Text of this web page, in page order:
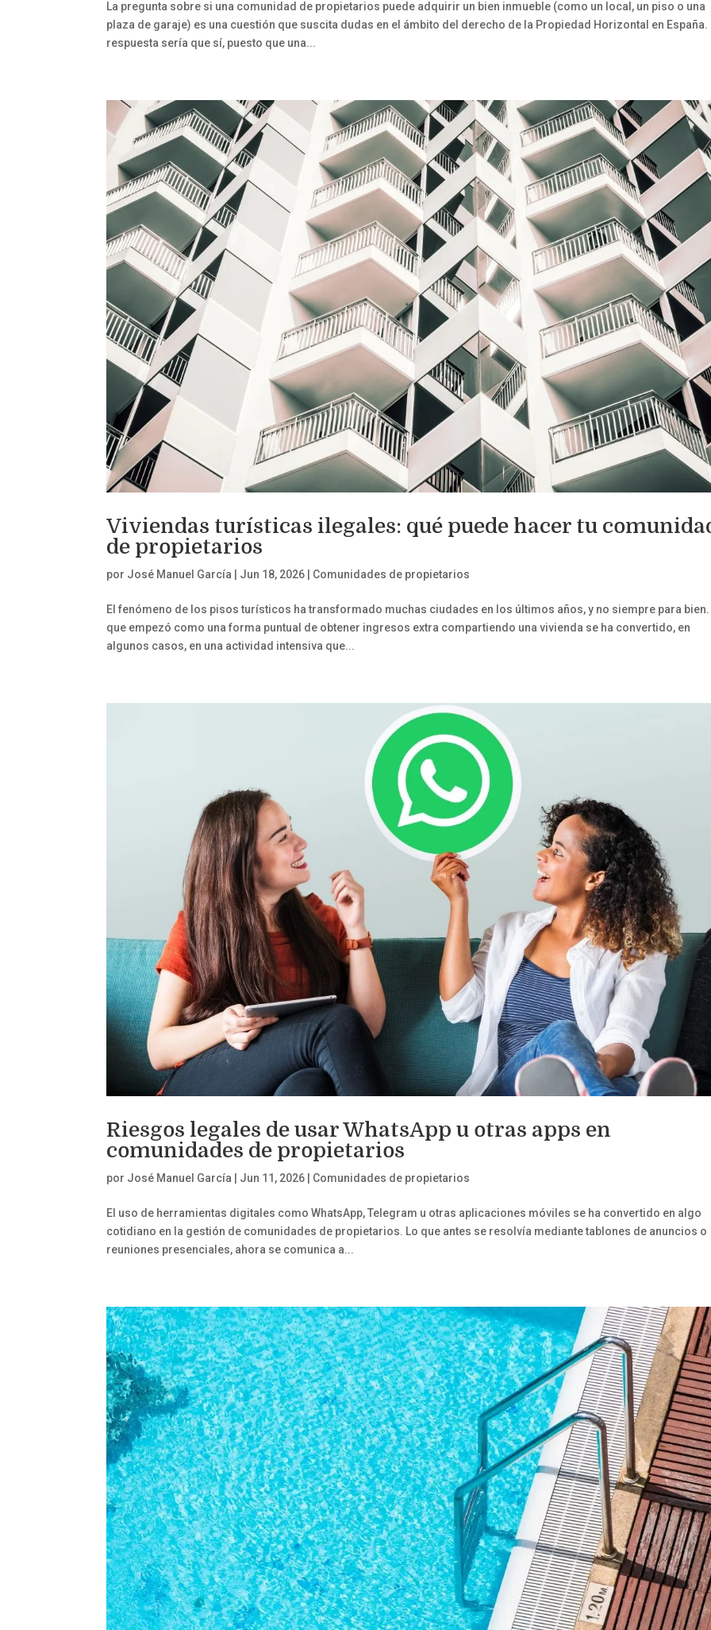
La pregunta sobre si una comunidad de propietarios puede adquirir un bien inmueble (como un local, un piso o una
plaza de garaje) es una cuestión que suscita dudas en el ámbito del derecho de la Propiedad Horizontal en España.
respuesta sería que sí, puesto que una...
Viviendas turísticas ilegales: qué puede hacer tu
de propietarios
por José Manuel García Jun 18, 2026 Comunidades de propietarios
El fenómeno de los pisos turísticos ha transformado muchas ciudades en los últimos años, y no siempre para bien.
que empezó como una forma puntual de obtener ingresos extra compartiendo una vivienda se ha convertido, en
algunos casos, en una actividad intensiva que...
Riesgos legales de usar WhatsApp u otras apps en
comunidades de propietarios
por José Manuel García Jun 11, 2026 Comunidades de propietarios
El uso de herramientas digitales como WhatsApp, Telegram u otras aplicaciones móviles se ha convertido en algo
cotidiano en la gestión de comunidades de propietarios. Lo que antes se resolvía mediante tablones de anuncios o
reuniones presenciales, ahora se comunica a...